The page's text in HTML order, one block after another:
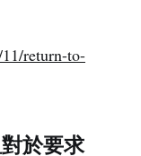
return-to-
於要求